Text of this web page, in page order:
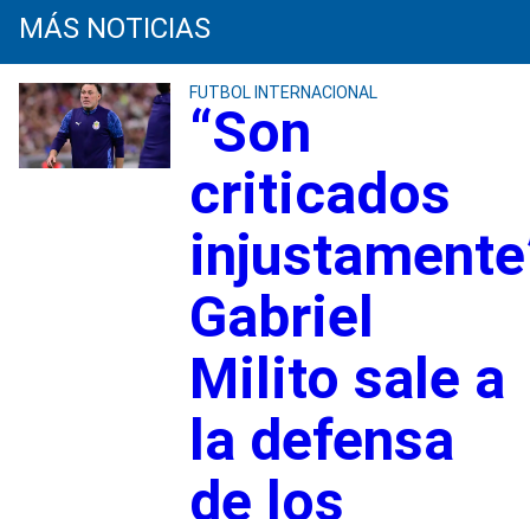
MÁS NOTICIAS
FUTBOL INTERNACIONAL
“Son
criticados
Gabriel
Milito sale a
la defensa
de los